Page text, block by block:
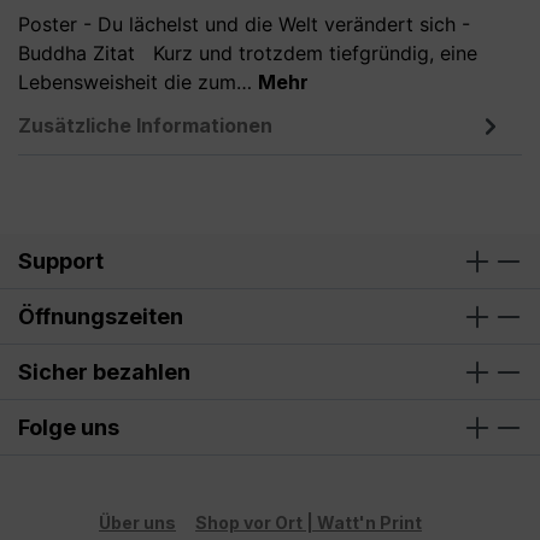
Poster - Du lächelst und die Welt verändert sich -
Buddha Zitat Kurz und trotzdem tiefgründig, eine
Lebensweisheit die zum… Mehr
Zusätzliche Informationen
Support
Öffnungszeiten
Sicher bezahlen
Folge uns
Über uns Shop vor Ort | Watt'n Print